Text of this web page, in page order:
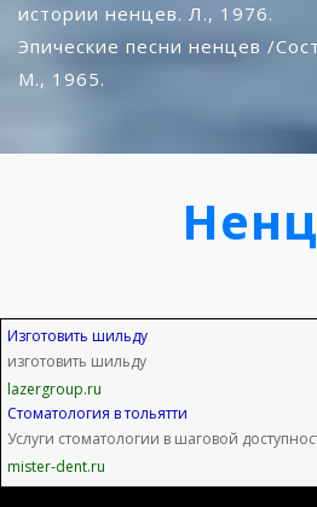
истории ненцев. Л., 1976.
Эпические песни ненцев /
М., 1965.
Изготовить шильду
изготовить шильду
lazergroup.ru
Стоматология в тольятти
Услуги стоматологии в шаговой
mister-dent.ru